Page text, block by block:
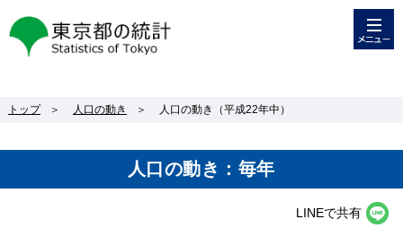
東京都の統計
トップ ＞ 人口の動き ＞ 人口の動き（平成22年中）
人口の動き：毎年
LINEで共有